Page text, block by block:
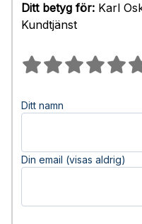
Ditt betyg för: Karl
Kundtjänst
Ditt namn
Din email (visas aldrig)